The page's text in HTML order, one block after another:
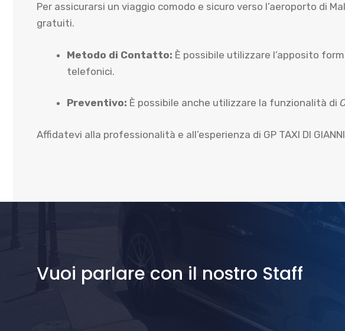
Per assicurarsi un viaggio comodo e sicuro verso l’aeroporto di
gratuiti.
Metodo di Contatto: È possibile utilizzare l’apposito
telefonici.
Preventivo: È possibile anche utilizzare la funzionalità di
Affidatevi alla professionalità e all’esperienza di GP TAXI DI
Vuoi parlare con il nostro Staff